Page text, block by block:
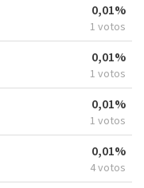
0,01%
1 votos
0,01%
1 votos
0,01%
1 votos
0,01%
4 votos